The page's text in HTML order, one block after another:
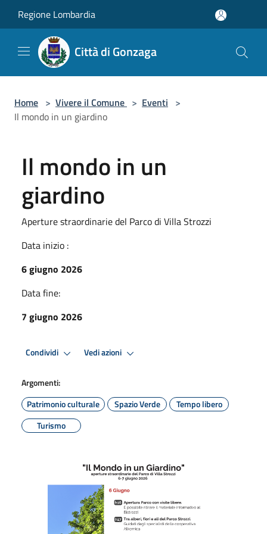
Regione Lombardia
Città di Gonzaga
Home > Vivere il Comune > Eventi >
Il mondo in un giardino
Il mondo in un
giardino
Aperture straordinarie del Parco di Villa Strozzi
Data inizio :
6 giugno 2026
Data fine:
7 giugno 2026
Condividi Vedi azioni
Argomenti:
Patrimonio culturale
Spazio Verde
Tempo libero
Turismo